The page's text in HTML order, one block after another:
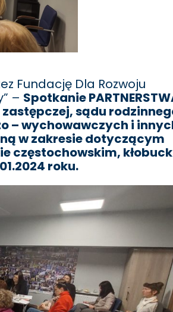
Fundację Dla Rozwoju
– Spotkanie
sądu
– wychowawczych i
w zakresie dotyczącym
częstochowskim,
roku.